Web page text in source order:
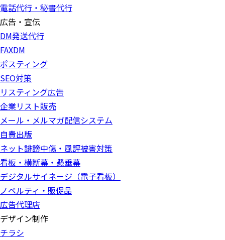
電話代行・秘書代行
広告・宣伝
DM発送代行
FAXDM
ポスティング
SEO対策
リスティング広告
企業リスト販売
メール・メルマガ配信システム
自費出版
ネット誹謗中傷・風評被害対策
看板・横断幕・懸垂幕
デジタルサイネージ（電子看板）
ノベルティ・販促品
広告代理店
デザイン制作
チラシ